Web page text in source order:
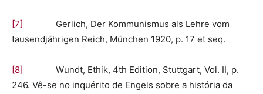
[7] Gerlich, Der Kommunismus als Lehre vom
tausendjährigen Reich, München 1920, p. 17 et seq.
[8] Wundt, Ethik, 4th Edition, Stuttgart, Vol. II, p.
246. Vê-se no inquérito de Engels sobre a história da